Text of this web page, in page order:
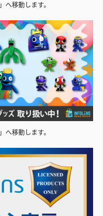
移動します。
移動します。